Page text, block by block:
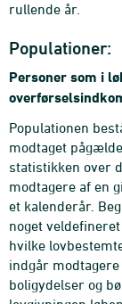
rullende år.
Populationer:
Personer som i
Populationen
modtaget
statistikken over
modtagere af en
et kalenderår.
noget
hvilke
indgår
boligydelser og